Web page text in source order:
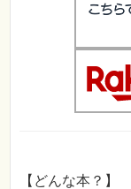
【どんな本？】